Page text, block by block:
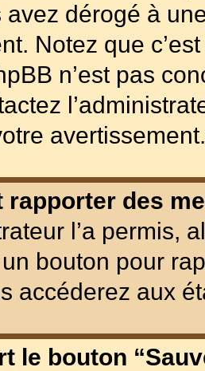
avez dérogé à
Notez que
n’est pas
avertissement.
rapporter des
l’a permis,
bouton pour
accéderez aux
le bouton